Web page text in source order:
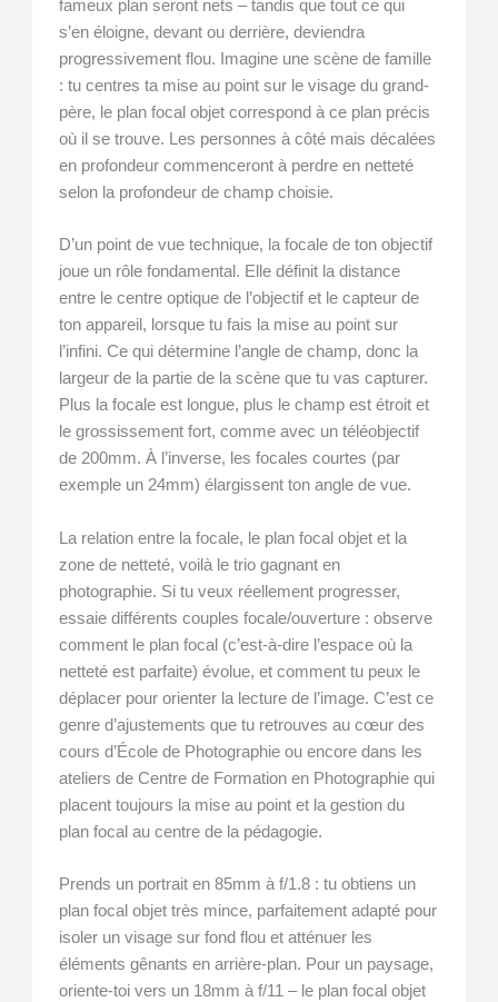
fameux plan seront nets – tandis que tout ce qui
s’en éloigne, devant ou derrière, deviendra
progressivement flou. Imagine une scène de famille
: tu centres ta mise au point sur le visage du grand-
père, le plan focal objet correspond à ce plan précis
où il se trouve. Les personnes à côté mais décalées
en profondeur commenceront à perdre en netteté
selon la profondeur de champ choisie.
D’un point de vue technique, la focale de ton objectif
joue un rôle fondamental. Elle définit la distance
entre le centre optique de l’objectif et le capteur de
ton appareil, lorsque tu fais la mise au point sur
l’infini. Ce qui détermine l’angle de champ, donc la
largeur de la partie de la scène que tu vas capturer.
Plus la focale est longue, plus le champ est étroit et
le grossissement fort, comme avec un téléobjectif
de 200mm. À l’inverse, les focales courtes (par
exemple un 24mm) élargissent ton angle de vue.
La relation entre la focale, le plan focal objet et la
zone de netteté, voilà le trio gagnant en
photographie. Si tu veux réellement progresser,
essaie différents couples focale/ouverture : observe
comment le plan focal (c’est-à-dire l’espace où la
netteté est parfaite) évolue, et comment tu peux le
déplacer pour orienter la lecture de l’image. C’est ce
genre d’ajustements que tu retrouves au cœur des
cours d’École de Photographie ou encore dans les
ateliers de Centre de Formation en Photographie qui
placent toujours la mise au point et la gestion du
plan focal au centre de la pédagogie.
Prends un portrait en 85mm à f/1.8 : tu obtiens un
plan focal objet très mince, parfaitement adapté pour
isoler un visage sur fond flou et atténuer les
éléments gênants en arrière-plan. Pour un paysage,
oriente-toi vers un 18mm à f/11 – le plan focal objet